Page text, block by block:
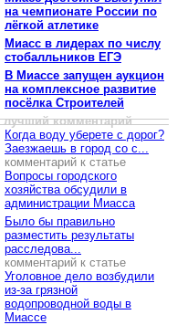
на чемпионате России по
лёгкой атлетике
Миасс в лидерах по числу
стобалльников ЕГЭ
В Миассе запущен аукцион
на комплексное развитие
посёлка Строителей
лучший комментарий
Когда воду уберете с дорог?
Заезжаешь в город со с...
комментарий к статье
Вопросы городского
хозяйства обсудили в
администрации Миасса
Было бы правильно
разместить результаты
расследова...
комментарий к статье
Уголовное дело возбудили
из-за грязной
водопроводной воды в
Миассе